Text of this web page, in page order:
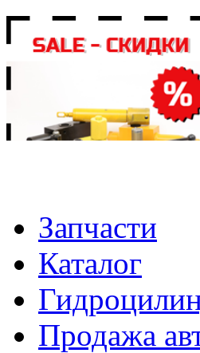
Запчасти
Каталог
Продажа